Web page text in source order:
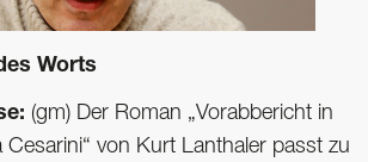
Worts
(gm) Der Roman „Vorabbericht in
Cesarini“ von Kurt Lanthaler passt zu